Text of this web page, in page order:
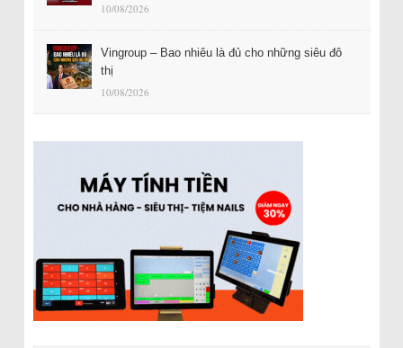
10/08/2026
Vingroup – Bao nhiêu là đủ cho những siêu đô
thị
10/08/2026